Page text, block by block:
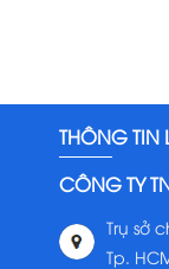
THÔNG TIN
CÔNG TY
Trụ sở
Tp.